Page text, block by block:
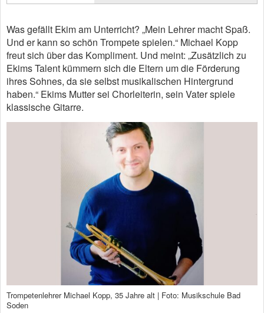
Was gefällt Ekim am Unterricht? „Mein Lehrer macht Spaß.
Und er kann so schön Trompete spielen.“ Michael Kopp
freut sich über das Kompliment. Und meint: „Zusätzlich zu
Ekims Talent kümmern sich die Eltern um die Förderung
ihres Sohnes, da sie selbst musikalischen Hintergrund
haben.“ Ekims Mutter sei Chorleiterin, sein Vater spiele
klassische Gitarre.
Trompetenlehrer Michael Kopp, 35 Jahre alt | Foto: Musikschule Bad
Soden